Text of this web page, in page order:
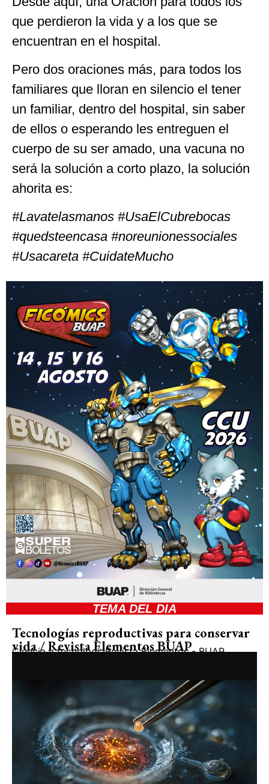
que perdieron la vida y a los que se
encuentran en el hospital.
Pero dos oraciones más, para todos los
familiares que lloran en silencio el tener
un familiar, dentro del hospital, sin saber
de ellos o esperando les entreguen el
cuerpo de su ser amado, una vacuna no
será la solución a corto plazo, la solución
ahorita es:
#Lavatelasmanos #UsaElCubrebocas
#quedsteencasa #noreunionessociales
#Usacareta #CuidateMucho
TEMA DEL DIA
Tecnologías reproductivas para conservar
vida / Revista Elementos BUAP
Ciencia y tecnologíaRevista Elementos - BUAP